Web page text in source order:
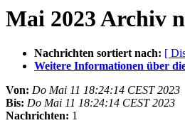
Mai 2023 Archiv
Nachrichten sortiert nach: [
Weitere Informationen über
Von: Do Mai 11 18:24:14 CEST 2023
Bis: Do Mai 11 18:24:14 CEST 2023
Nachrichten: 1